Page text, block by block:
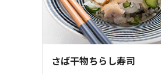
さば干物ちらし寿司